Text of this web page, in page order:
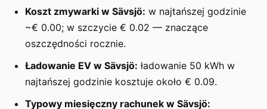
Koszt zmywarki w Sävsjö: w najtańszej godzinie
~€ 0.00; w szczycie € 0.02 — znaczące
oszczędności rocznie.
Ładowanie EV w Sävsjö: ładowanie 50 kWh w
najtańszej godzinie kosztuje około € 0.09.
Typowy miesięczny rachunek w Sävsjö: